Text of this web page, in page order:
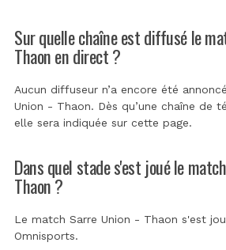
Sur quelle chaîne est diffusé le
Thaon en direct ?
Aucun diffuseur n’a encore été
Union - Thaon. Dès qu’une chaîne de
elle sera indiquée sur cette page.
Dans quel stade s'est joué le
Thaon ?
Le match Sarre Union - Thaon s'est
Omnisports.